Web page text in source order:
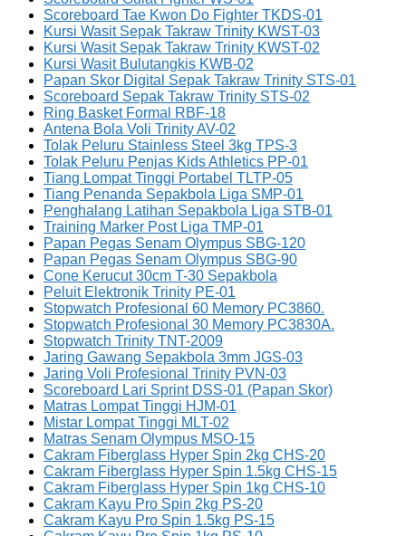
Scoreboard Tae Kwon Do Fighter TKDS-01
Kursi Wasit Sepak Takraw Trinity KWST-03
Kursi Wasit Sepak Takraw Trinity KWST-02
Kursi Wasit Bulutangkis KWB-02
Papan Skor Digital Sepak Takraw Trinity STS-01
Scoreboard Sepak Takraw Trinity STS-02
Ring Basket Formal RBF-18
Antena Bola Voli Trinity AV-02
Tolak Peluru Stainless Steel 3kg TPS-3
Tolak Peluru Penjas Kids Athletics PP-01
Tiang Lompat Tinggi Portabel TLTP-05
Tiang Penanda Sepakbola Liga SMP-01
Penghalang Latihan Sepakbola Liga STB-01
Training Marker Post Liga TMP-01
Papan Pegas Senam Olympus SBG-120
Papan Pegas Senam Olympus SBG-90
Cone Kerucut 30cm T-30 Sepakbola
Peluit Elektronik Trinity PE-01
Stopwatch Profesional 60 Memory PC3860.
Stopwatch Profesional 30 Memory PC3830A.
Stopwatch Trinity TNT-2009
Jaring Gawang Sepakbola 3mm JGS-03
Jaring Voli Profesional Trinity PVN-03
Scoreboard Lari Sprint DSS-01 (Papan Skor)
Matras Lompat Tinggi HJM-01
Mistar Lompat Tinggi MLT-02
Matras Senam Olympus MSO-15
Cakram Fiberglass Hyper Spin 2kg CHS-20
Cakram Fiberglass Hyper Spin 1.5kg CHS-15
Cakram Fiberglass Hyper Spin 1kg CHS-10
Cakram Kayu Pro Spin 2kg PS-20
Cakram Kayu Pro Spin 1.5kg PS-15